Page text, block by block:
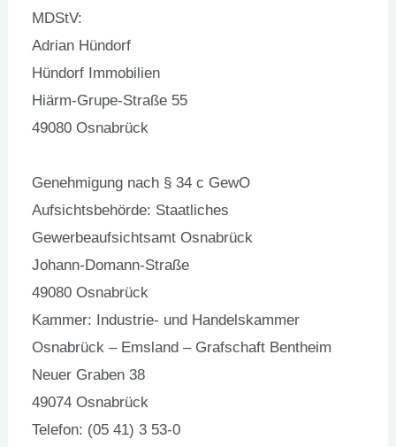
MDStV:
Adrian Hündorf
Hündorf Immobilien
Hiärm-Grupe-Straße 55
49080 Osnabrück
Genehmigung nach § 34 c GewO
Aufsichtsbehörde: Staatliches
Gewerbeaufsichtsamt Osnabrück
Johann-Domann-Straße
49080 Osnabrück
Kammer: Industrie- und Handelskammer
Osnabrück – Emsland – Grafschaft Bentheim
Neuer Graben 38
49074 Osnabrück
Telefon: (05 41) 3 53-0